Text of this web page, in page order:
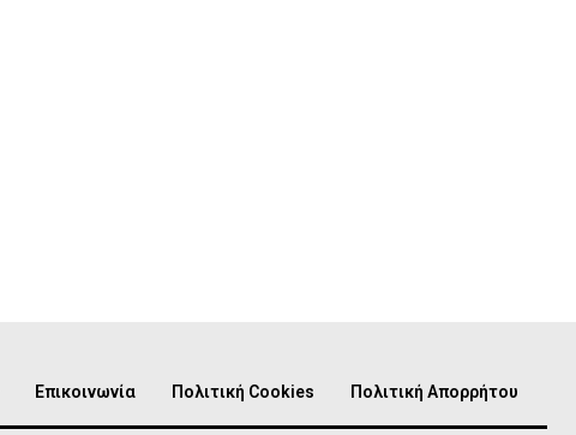
Επικοινωνία Πολιτική Cookies Πολιτική Απορρήτου